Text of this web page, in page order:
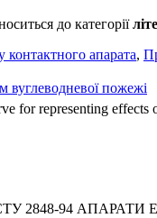
до категорії
контактного апарата,
вуглеводневої пожежі
for representing
з ДСТУ 2848-94